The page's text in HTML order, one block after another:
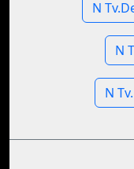
N
N
N